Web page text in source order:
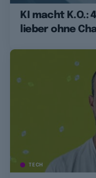
KI macht K.O.:
lieber ohne
TECH